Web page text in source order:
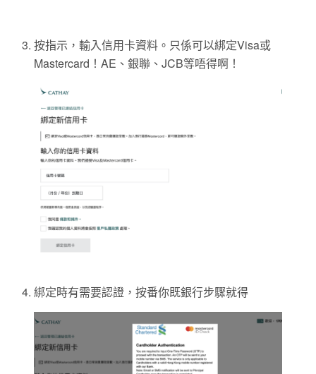
按指示，輸入信用卡資料。只係可以綁定Visa或
Mastercard！AE、銀聯、JCB等唔得啊！
綁定時有需要認證，按番你既銀行步驟就得